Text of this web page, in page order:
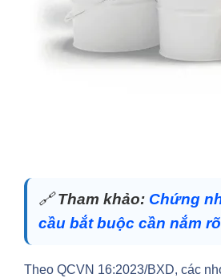
🔗Tham khảo: Chứng
cầu bắt buộc cần nắm rõ
Theo QCVN 16:2023/BXD, các